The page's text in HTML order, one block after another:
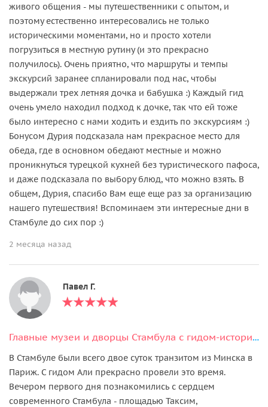
живого общения - мы путешественники с опытом, и
поэтому естественно интересовались не только
историческими моментами, но и просто хотели
погрузиться в местную рутину (и это прекрасно
получилось). Очень приятно, что маршруты и темпы
экскурсий заранее спланировали под нас, чтобы
выдержали трех летняя дочка и бабушка :) Каждый гид
очень умело находил подход к дочке, так что ей тоже
было интересно с нами ходить и ездить по экскурсиям :)
Бонусом Дурия подсказала нам прекрасное место для
обеда, где в основном обедают местные и можно
проникнуться турецкой кухней без туристического пафоса,
и даже подсказала по выбору блюд, что можно взять. В
общем, Дурия, спасибо Вам еще еще раз за организацию
нашего путешествия! Вспоминаем эти интересные дни в
Стамбуле до сих пор :)
2 месяца назад
Павел Г.
Главные музеи и дворцы Стамбула с гидом-историком
В Стамбуле были всего двое суток транзитом из Минска в
Париж. С гидом Али прекрасно провели это время.
Вечером первого дня познакомились с сердцем
современного Стамбула - площадью Таксим,